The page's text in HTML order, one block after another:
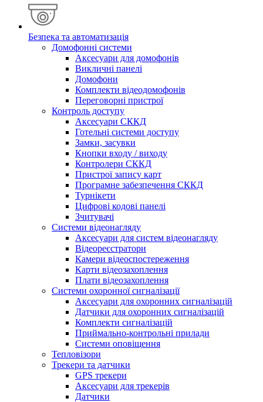
Безпека та автоматизація
Домофонні системи
Аксесуари для домофонів
Викличні панелі
Домофони
Комплекти відеодомофонів
Переговорні пристрої
Контроль доступу
Аксесуари СККД
Готельні системи доступу
Замки, засувки
Кнопки входу / виходу
Контролери СККД
Пристрої запису карт
Програмне забезпечення СККД
Турнікети
Цифрові кодові панелі
Зчитувачі
Системи відеонагляду
Аксесуари для систем відеонагляду
Відеореєстратори
Камери відеоспостереження
Карти відеозахоплення
Плати відеозахоплення
Системи охоронної сигналізації
Аксесуари для охоронних сигналізацій
Датчики для охоронних сигналізацій
Комплекти сигналізацій
Приймально-контрольні прилади
Системи оповіщення
Тепловізори
Трекери та датчики
GPS трекери
Аксесуари для трекерів
Датчики